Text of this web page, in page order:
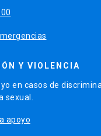
Y VIOLENCIA
en casos de
sexual.
apoyo